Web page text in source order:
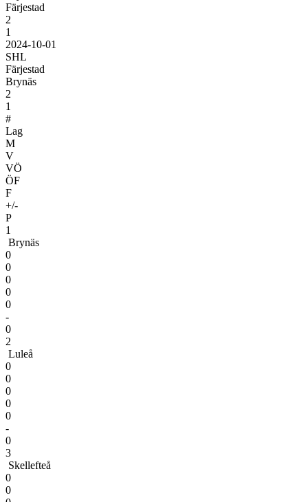
Färjestad
2
1
2024-10-01
SHL
Färjestad
Brynäs
2
1
#
Lag
M
V
VÖ
ÖF
F
+/-
P
1
Brynäs
0
0
0
0
0
-
0
2
Luleå
0
0
0
0
0
-
0
3
Skellefteå
0
0